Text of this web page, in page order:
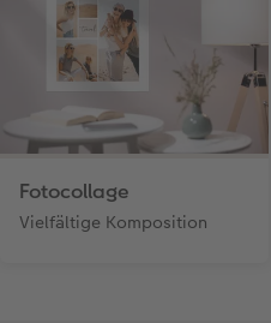
Fotocollage
Vielfältige Komposition